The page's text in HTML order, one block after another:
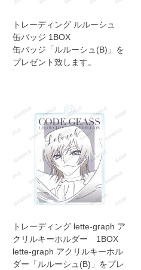
トレーディング ルルーシュ
缶バッジ 1BOX
缶バッジ「ルルーシュ(B)」を
プレゼント致します。
トレーディング lette-graph ア
クリルキーホルダー 1BOX
lette-graph アクリルキーホル
ダー「ルルーシュ(B)」をプレ